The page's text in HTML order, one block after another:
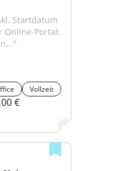
Startdatum
Vollzeit
€